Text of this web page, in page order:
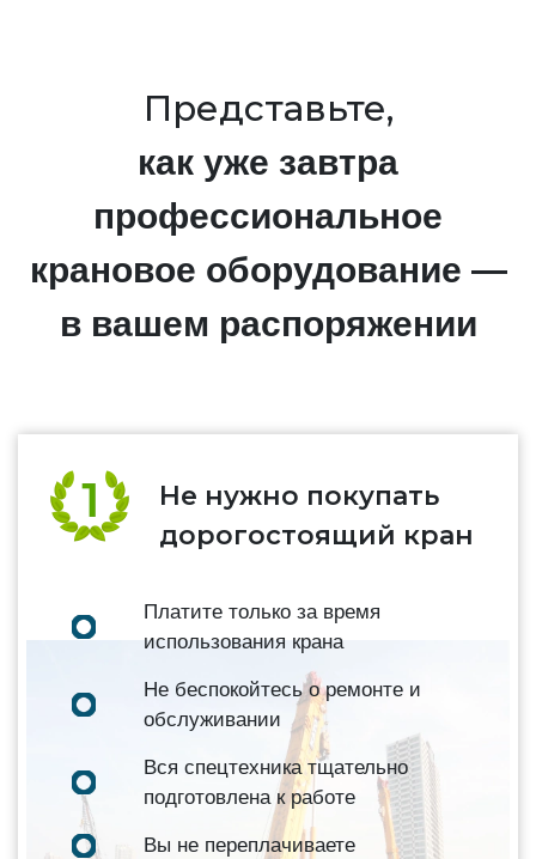
Представьте,
как уже завтра
профессиональное
крановое оборудование —
в вашем распоряжении
Не нужно покупать
дорогостоящий кран
Платите только за время
использования крана
Не беспокойтесь о ремонте и
обслуживании
Вся спецтехника тщательно
подготовлена к работе
Вы не переплачиваете